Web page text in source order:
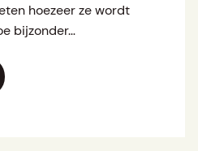
hoezeer ze wordt
bijzonder…